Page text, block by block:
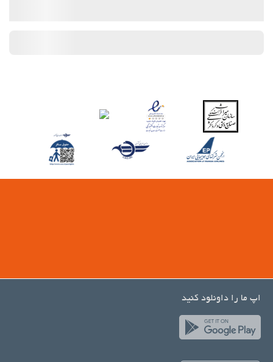
اپ ما را داونلود کنید